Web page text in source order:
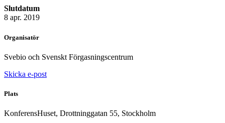
Slutdatum
8 apr. 2019
Organisatör
Svebio och Svenskt Förgasningscentrum
Skicka e-post
Plats
KonferensHuset, Drottninggatan 55, Stockholm